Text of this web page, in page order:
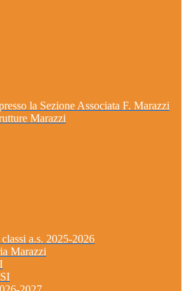
la Sezione Associata F. Marazzi
Marazzi
a.s. 2025-2026
Marazzi